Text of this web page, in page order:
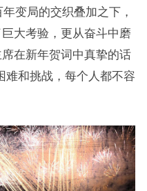
变局的交织叠加之下，
大考验，更从奋斗中磨
在新年贺词中真挚的话
难和挑战，每个人都不容